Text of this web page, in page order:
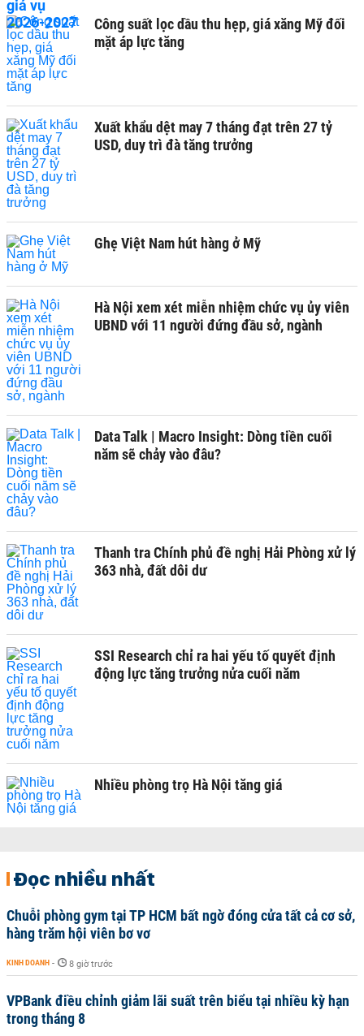
Công suất lọc dầu thu hẹp, giá xăng Mỹ đối
mặt áp lực tăng
Xuất khẩu dệt may 7 tháng đạt trên 27 tỷ
USD, duy trì đà tăng trưởng
Ghẹ Việt Nam hút hàng ở Mỹ
Hà Nội xem xét miễn nhiệm chức vụ ủy viên
UBND với 11 người đứng đầu sở, ngành
Data Talk | Macro Insight: Dòng tiền cuối
năm sẽ chảy vào đâu?
Thanh tra Chính phủ đề nghị Hải Phòng xử lý
363 nhà, đất dôi dư
SSI Research chỉ ra hai yếu tố quyết định
động lực tăng trưởng nửa cuối năm
Nhiều phòng trọ Hà Nội tăng giá
Đọc nhiều nhất
Chuỗi phòng gym tại TP HCM bất ngờ đóng cửa tất cả cơ sở,
hàng trăm hội viên bơ vơ
KINH DOANH - 8 giờ trước
VPBank điều chỉnh giảm lãi suất trên biểu tại nhiều kỳ hạn
trong tháng 8